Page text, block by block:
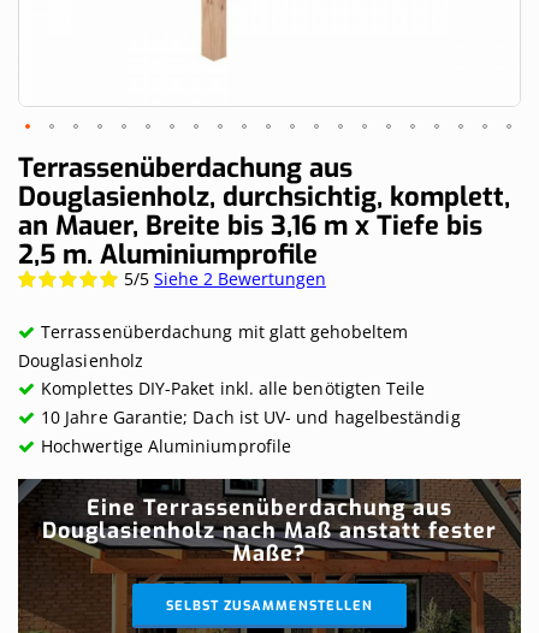
Skip
to
the
beginning
of
the
images
Terrassenüberdachung aus
Douglasienholz, durchsichtig, komplett,
an Mauer, Breite bis 3,16 m x Tiefe bis
2,5 m. Aluminiumprofile
Wertung:
5/5 Siehe 2 Bewertungen
Terrassenüberdachung mit glatt gehobeltem
Douglasienholz
Komplettes DIY-Paket inkl. alle benötigten Teile
10 Jahre Garantie; Dach ist UV- und hagelbeständig
Hochwertige Aluminiumprofile
Eine Terrassenüberdachung aus
Douglasienholz nach Maß anstatt fester
Maße?
SELBST ZUSAMMENSTELLEN